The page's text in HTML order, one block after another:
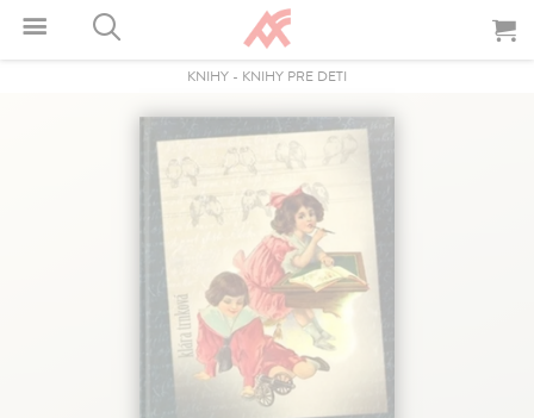
KNIHY - KNIHY PRE DETI